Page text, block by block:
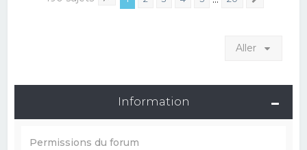
Aller
Information
Permissions du forum